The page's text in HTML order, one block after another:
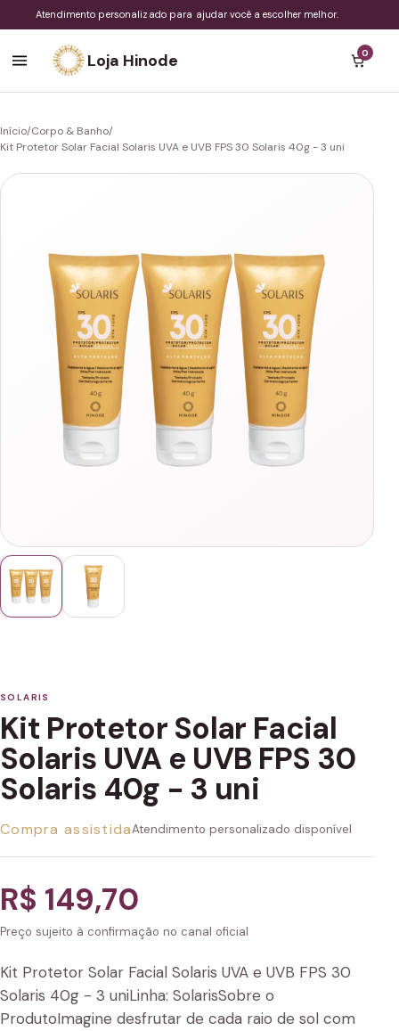
Atendimento personalizado para ajudar você a escolher melhor.
Loja Hinode 0
Início/Corpo & Banho/
Kit Protetor Solar Facial Solaris UVA e UVB FPS 30 Solaris 40g - 3 uni
SOLARIS
Kit Protetor Solar Facial
Solaris UVA e UVB FPS 30
Solaris 40g - 3 uni
Compra assistidaAtendimento personalizado disponível
R$ 149,70
Preço sujeito à confirmação no canal oficial
Kit Protetor Solar Facial Solaris UVA e UVB FPS 30
Solaris 40g - 3 uniLinha: SolarisSobre o
ProdutoImagine desfrutar de cada raio de sol com